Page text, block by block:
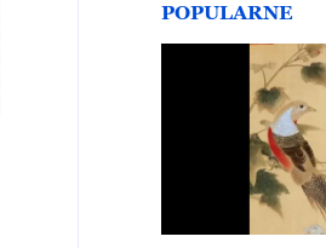
POPULARNE